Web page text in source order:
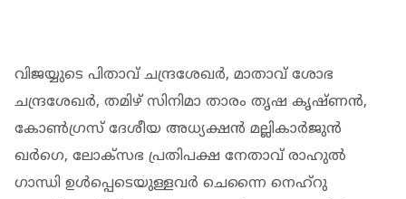
വിജയ്യുടെ പിതാവ് ചന്ദ്രശേഖര്‍, മാതാവ് ശോഭ
ചന്ദ്രശേഖര്‍, തമിഴ് സിനിമാ താരം തൃഷ കൃഷ്ണന്‍,
കോണ്‍ഗ്രസ് ദേശീയ അധ്യക്ഷന്‍ മല്ലികാര്‍ജുന്‍
ഖര്‍ഗെ, ലോക്സഭ പ്രതിപക്ഷ നേതാവ് രാഹുല്‍
ഗാന്ധി ഉള്‍പ്പെടെയുള്ളവര്‍ ചെന്നൈ നെഹ്റു